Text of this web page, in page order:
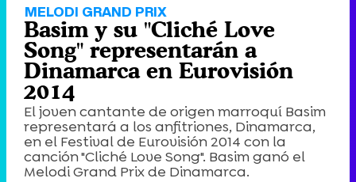
MELODI GRAND PRIX
Basim y su "Cliché Love
Song" representarán a
Dinamarca en Eurovisión
2014
El joven cantante de origen marroquí Basim
representará a los anfitriones, Dinamarca,
en el Festival de Eurovisión 2014 con la
canción "Cliché Love Song". Basim ganó el
Melodi Grand Prix de Dinamarca.